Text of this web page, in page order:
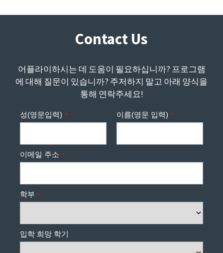
Contact Us
어플라이하시는 데 도움이 필요하십니까? 프로그램
에 대해 질문이 있습니까? 주저하지 말고 아래 양식을
통해 연락주세요!